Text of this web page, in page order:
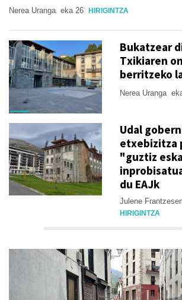
Nerea Uranga eka 26 HIRIGINTZA
Bukatzear
Txikiaren
berritzeko
Nerea Uranga
Udal
etxebizitza
"guztiz
du EAJk
Julene
HIRIGINTZA